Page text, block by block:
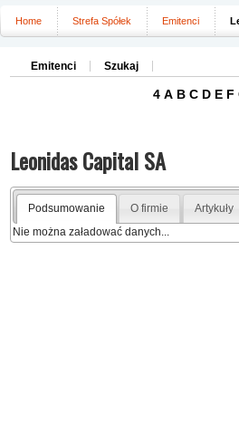
Home Strefa Spółek Emitenci
Emitenci Szukaj
4 A B C D E F
Leonidas Capital SA
Podsumowanie O firmie
Artykuły
Nie można załadować danych...